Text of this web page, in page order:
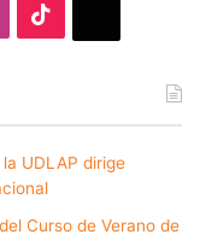
UDLAP dirige
Curso de Verano de